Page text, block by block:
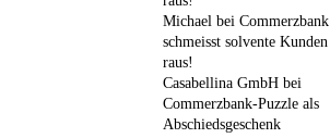
Michael bei Commerzbank
schmeisst solvente Kunden
raus!
Casabellina GmbH bei
Commerzbank-Puzzle als
Abschiedsgeschenk